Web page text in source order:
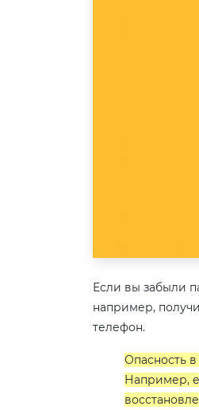
Если вы забыли
например,
телефон.
Опасность
Например,